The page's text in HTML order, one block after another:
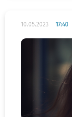
10.05.2023 17:40